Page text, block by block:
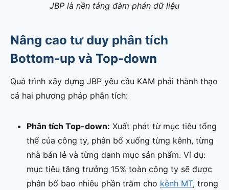
JBP là nền tảng đàm phán dữ liệu
Nâng cao tư duy phân tích
Bottom-up và Top-down
Quá trình xây dựng JBP yêu cầu KAM phải thành thạo
cả hai phương pháp phân tích:
Phân tích Top-down: Xuất phát từ mục tiêu tổng
thể của công ty, phân bổ xuống từng kênh, từng
nhà bán lẻ và từng danh mục sản phẩm. Ví dụ:
mục tiêu tăng trưởng 15% toàn công ty sẽ được
phân bổ bao nhiêu phần trăm cho kênh MT, trong